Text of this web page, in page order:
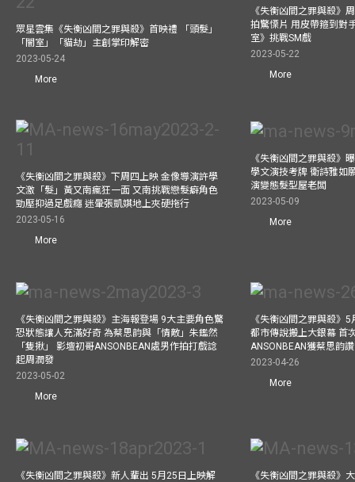
眾星雲集《失衡凶間之罪與殺》首映禮 「頭髮」
「闇室」「貓劫」主創掌印解密
2023-05-24
More
《失衡凶間之罪與殺》
拍驚慄片 用皮帶箍到對
室》挑戰SM戲
2023-05-22
More
《失衡凶間之罪與殺》下周四上映 金像導演許學
文激「髮」黃又南瘋狂一面 又南挑戰戀髮癖角色
勁壓抑過足戲癮 迷暈張凱娸地上夾硬拖行
2023-05-16
More
《失衡凶間之罪與殺》
學文演技考牌 衛詩雅如
演變態髮型屋老闆
2023-05-09
More
《失衡凶間之罪與殺》主海報登場 9大主要角色驚
恐狀態讓人充滿好奇 為蔡思韵與「情敵」朱鑑然
「隻揪」 影壇初哥ANSONBEAN處男作拍打戲諗
起周潤發
2023-05-02
More
《失衡凶間之罪與殺》
都市傳說搬上大銀幕 首
ANSONBEAN獲蔡思韵
2023-04-26
More
《失衡凶間之罪與殺》新人輩出 5月25日上映解
《失衡凶間之罪與殺》